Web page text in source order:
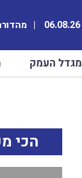
מגדל העמק
הכי